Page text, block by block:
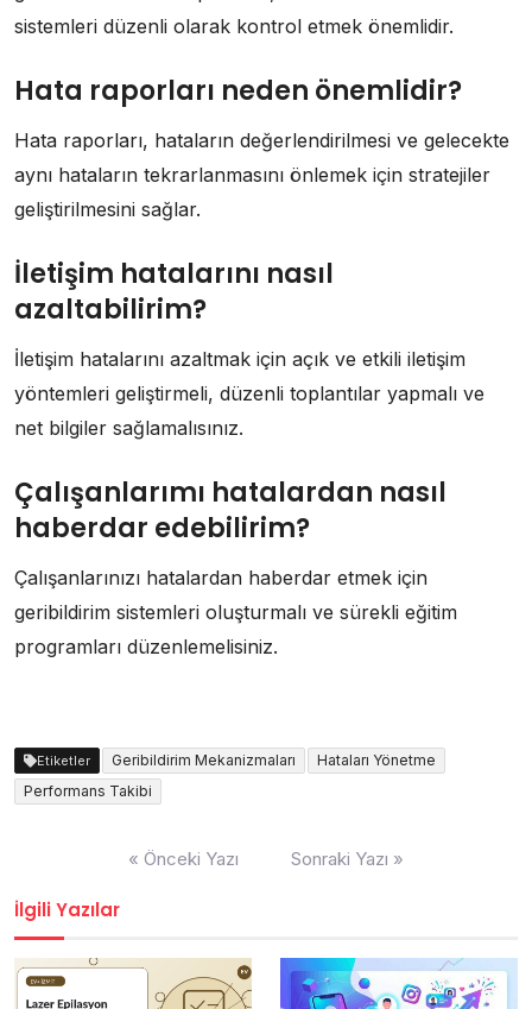
sistemleri düzenli olarak kontrol etmek önemlidir.
Hata raporları neden önemlidir?
Hata raporları, hataların değerlendirilmesi ve gelecekte
aynı hataların tekrarlanmasını önlemek için stratejiler
geliştirilmesini sağlar.
İletişim hatalarını nasıl
azaltabilirim?
İletişim hatalarını azaltmak için açık ve etkili iletişim
yöntemleri geliştirmeli, düzenli toplantılar yapmalı ve
net bilgiler sağlamalısınız.
Çalışanlarımı hatalardan nasıl
haberdar edebilirim?
Çalışanlarınızı hatalardan haberdar etmek için
geribildirim sistemleri oluşturmalı ve sürekli eğitim
programları düzenlemelisiniz.
Etiketler Geribildirim Mekanizmaları
Hataları Yönetme
Performans Takibi
« Önceki Yazı Sonraki Yazı »
İlgili Yazılar